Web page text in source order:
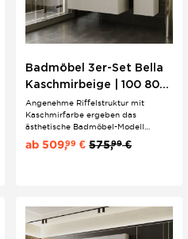
Badmöbel 3er-Set Bella
Kaschmirbeige | 100 80
60 cm | Boho-Stil &
Riffeloptik
Angenehme Riffelstruktur mit
Kaschmirfarbe ergeben das
ästhetische Badmöbel-Modell
"Bella". Die Griffmulden in
Zusammenspiel mit den Softclose
ab 509,99 € 575,99€